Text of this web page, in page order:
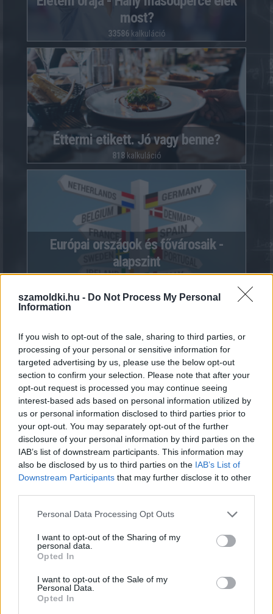
szamoldki.hu - Do Not Process My Personal
Information
If you wish to opt-out of the sale, sharing to third parties, or
processing of your personal or sensitive information for
targeted advertising by us, please use the below opt-out
section to confirm your selection. Please note that after your
opt-out request is processed you may continue seeing
interest-based ads based on personal information utilized by
us or personal information disclosed to third parties prior to
your opt-out. You may separately opt-out of the further
disclosure of your personal information by third parties on the
IAB’s list of downstream participants. This information may
also be disclosed by us to third parties on the IAB’s List of
Downstream Participants that may further disclose it to other
Please note that this website/app uses one or more Google
not limited to your visit or usage behaviour. You may click to
grant or deny consent to Google and its third-party tags to
use your data for below specified purposes in below Google
consent section.
Personal Data Processing Opt Outs
I want to opt-out of the Sharing of my
personal data.
Opted In
I want to opt-out of the Sale of my
Personal Data.
Opted In
most?
33586kalkuláció
Éttermi etikett. Jó vagy benne?
818kalkuláció
Európai országok és fővárosaik -
alapszint
10411kalkuláció
Európai országok és fővárosaik -
profiknak
5205kalkuláció
kalkuláció